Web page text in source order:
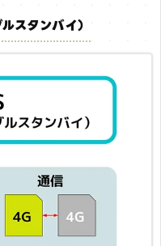
スタンバイ）